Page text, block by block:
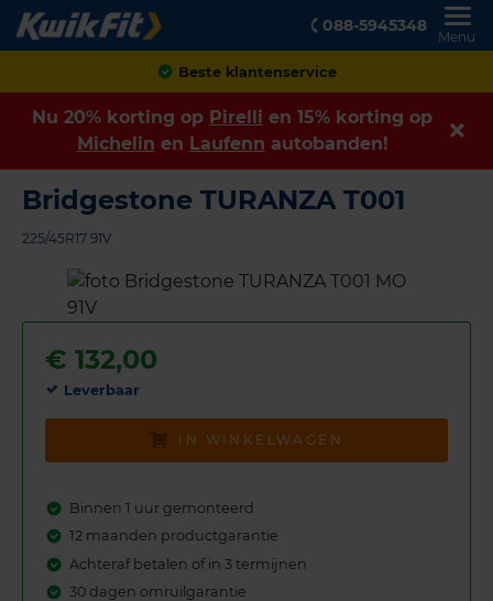
088-5945348
Menu
Achteraf betalen
Nu 20% korting op Pirelli en 15% korting op
Michelin en Laufenn autobanden!
Bridgestone TURANZA T001
225/45R17 91V
€ 132,00
Leverbaar
IN WINKELWAGEN
Binnen 1 uur gemonteerd
12 maanden productgarantie
Achteraf betalen of in 3 termijnen
30 dagen omruilgarantie